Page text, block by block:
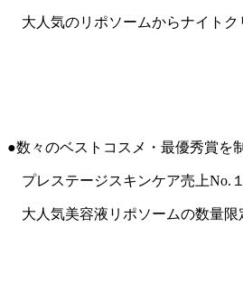
大人気のリポソームからナイトク
●数々のベストコスメ・最優秀賞を
プレステージスキンケア売上No.１
大人気美容液リポソームの数量限